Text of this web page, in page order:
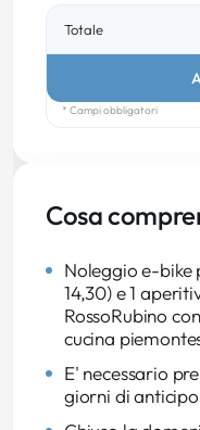
Totale
* Campi obbligatori
Cosa
Noleggio e-bike
14,30) e 1
RossoRubino
cucina
E' necessario
giorni di